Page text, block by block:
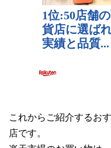
これからご紹介するお
店です。